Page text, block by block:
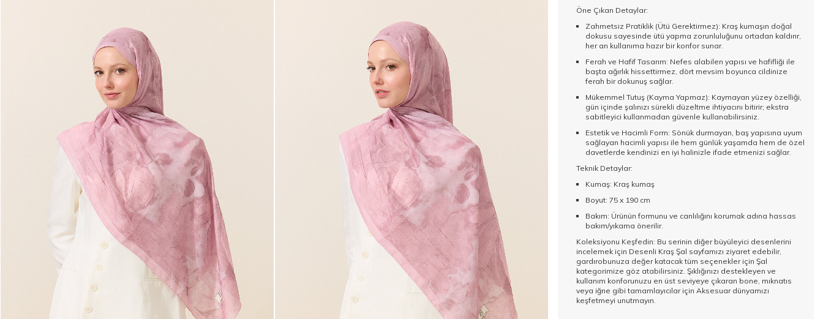
Öne Çıkan Detaylar:
Zahmetsiz Pratiklik (Ütü Gerektirmez): Kraş kumaşın doğal
dokusu sayesinde ütü yapma zorunluluğunu ortadan kaldırır,
her an kullanıma hazır bir konfor sunar.
Ferah ve Hafif Tasarım: Nefes alabilen yapısı ve hafifliği ile
başta ağırlık hissettirmez, dört mevsim boyunca cildinize
ferah bir dokunuş sağlar.
Mükemmel Tutuş (Kayma Yapmaz): Kaymayan yüzey özelliği,
gün içinde şalınızı sürekli düzeltme ihtiyacını bitirir; ekstra
sabitleyici kullanmadan güvenle kullanabilirsiniz.
Estetik ve Hacimli Form: Sönük durmayan, baş yapısına uyum
sağlayan hacimli yapısı ile hem günlük yaşamda hem de özel
davetlerde kendinizi en iyi halinizle ifade etmenizi sağlar.
Teknik Detaylar:
Kumaş: Kraş kumaş
Boyut: 75 x 190 cm
Bakım: Ürünün formunu ve canlılığını korumak adına hassas
bakım/yıkama önerilir.
Koleksiyonu Keşfedin: Bu serinin diğer büyüleyici desenlerini
incelemek için Desenli Kraş Şal sayfamızı ziyaret edebilir,
gardırobunuza değer katacak tüm seçenekler için Şal
kategorimize göz atabilirsiniz. Şıklığınızı destekleyen ve
kullanım konforunuzu en üst seviyeye çıkaran bone, mıknatıs
veya iğne gibi tamamlayıcılar için Aksesuardünyamızı
keşfetmeyi unutmayın.